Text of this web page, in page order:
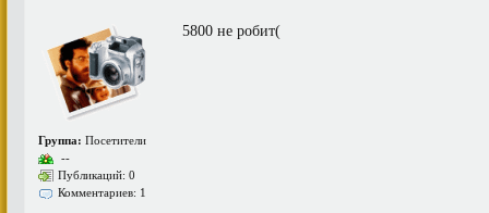
Группа: Посетители
--
Публикаций: 0
Комментариев: 1
5800 не робит(